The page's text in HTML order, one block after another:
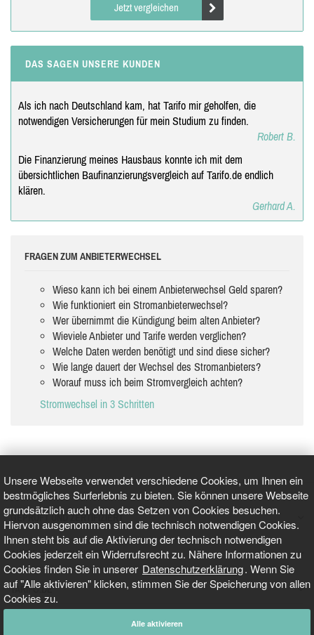
Unsere Webseite verwendet verschiedene Cookies, um Ihnen ein
bestmögliches Surferlebnis zu bieten. Sie können unsere Webseite
grundsätzlich auch ohne das Setzen von Cookies besuchen.
Hiervon ausgenommen sind die technisch notwendigen Cookies.
Ihnen steht bis auf die Aktivierung der technisch notwendigen
Cookies jederzeit ein Widerrufsrecht zu. Nähere Informationen zu
Cookies finden Sie in unserer Datenschutzerklärung. Wenn Sie
auf "Alle aktivieren" klicken, stimmen Sie der Speicherung von allen
Cookies zu.
Alle aktivieren
Jetzt vergleichen
DAS SAGEN UNSERE KUNDEN
Als ich nach Deutschland kam, hat Tarifo mir geholfen, die
notwendigen Versicherungen für mein Studium zu finden.
Robert B.
Die Finanzierung meines Hausbaus konnte ich mit dem
übersichtlichen Baufinanzierungsvergleich auf Tarifo.de endlich
klären.
Gerhard A.
FRAGEN ZUM ANBIETERWECHSEL
Wieso kann ich bei einem Anbieterwechsel Geld sparen?
Wie funktioniert ein Stromanbieterwechsel?
Wer übernimmt die Kündigung beim alten Anbieter?
Wieviele Anbieter und Tarife werden verglichen?
Welche Daten werden benötigt und sind diese sicher?
Wie lange dauert der Wechsel des Stromanbieters?
Worauf muss ich beim Stromvergleich achten?
Stromwechsel in 3 Schritten
GEPRÜFT UND ZERTIFIZIERT
AKTUELLE NACHRICHTEN
TARIFO.DE